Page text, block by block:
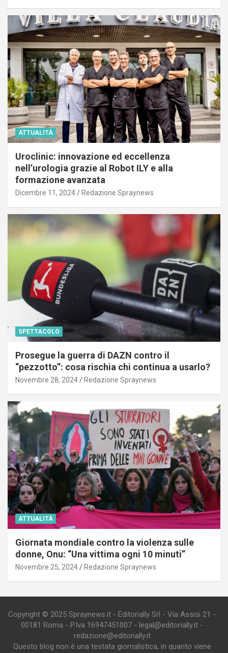
ATTUALITÀ
Uroclinic: innovazione ed eccellenza
nell’urologia grazie al Robot ILY e alla
formazione avanzata
Dicembre 11, 2024 Redazione Spraynews
SPETTACOLO
Prosegue la guerra di DAZN contro il
“pezzotto”: cosa rischia chi continua a usarlo?
Novembre 28, 2024 Redazione Spraynews
ATTUALITÀ
Giornata mondiale contro la violenza sulle
donne, Onu: “Una vittima ogni 10 minuti”
Novembre 25, 2024 Redazione Spraynews
Copyright © 2025 Spraynews.it - Editorially Srl - Via Assisi 21 -
00181 Roma - P.Iva 16947451007 - legal@editorially.it -
redazione@editorially.it
Questo blog non è una testata giornalistica, in quanto viene